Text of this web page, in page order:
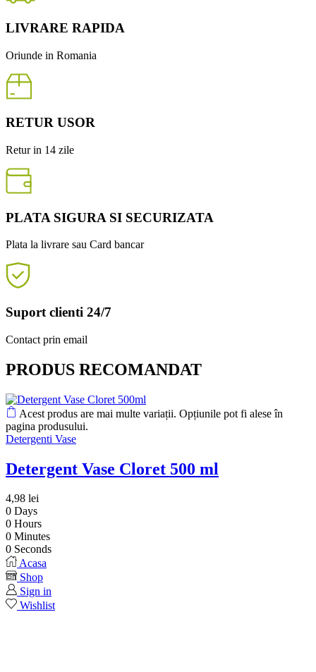
LIVRARE RAPIDA
Oriunde in Romania
RETUR USOR
Retur in 14 zile
PLATA SIGURA SI SECURIZATA
Plata la livrare sau Card bancar
Suport clienti 24/7
Contact prin email
PRODUS RECOMANDAT
Acest produs are mai multe variații. Opțiunile pot fi alese în
pagina produsului.
Detergenti Vase
Detergent Vase Cloret 500 ml
4,98 lei
0 Days
0 Hours
0 Minutes
0 Seconds
Acasa
Shop
Sign in
Wishlist